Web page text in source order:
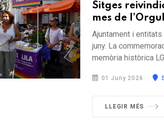
Sitges
mes de l’Orgull
Ajuntament i
juny. La
memòria històrica
01 Juny 2026
LLEGIR MÉS